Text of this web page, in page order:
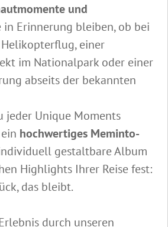
und
in Erinnerung bleiben, ob bei
einer
im Nationalpark oder einer
abseits der bekannten
jeder Unique Moments
hochwertiges Meminto-
gestaltbare Album
Highlights Ihrer Reise fest:
das bleibt.
durch unseren